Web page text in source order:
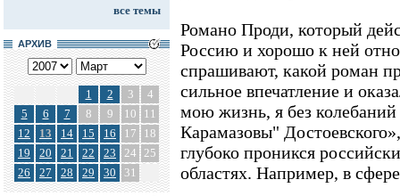
все темы
АРХИВ
1 2 3
4
5
6 7 8 9 10
11
12
13 14 15 16 17
18
19
20 21 22 23 24 25
26
27 28 29 30 31
Романо Проди, который
Россию и хорошо к ней
спрашивают, какой роман
сильное впечатление и
мою жизнь, я без колебаний
Карамазовы"
глубоко проникся
областях. Например, в